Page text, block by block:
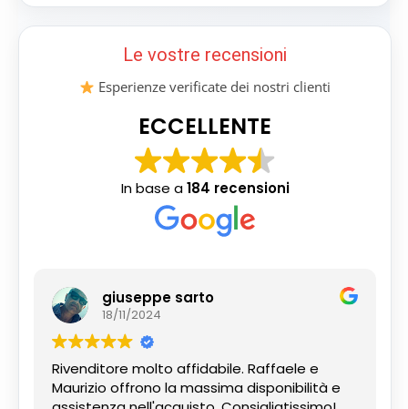
Le vostre recensioni
Esperienze verificate dei nostri clienti
ECCELLENTE
In base a184 recensioni
giuseppe sarto
18/11/2024
Rivenditore molto affidabile. Raffaele e
Maurizio offrono la massima disponibilità e